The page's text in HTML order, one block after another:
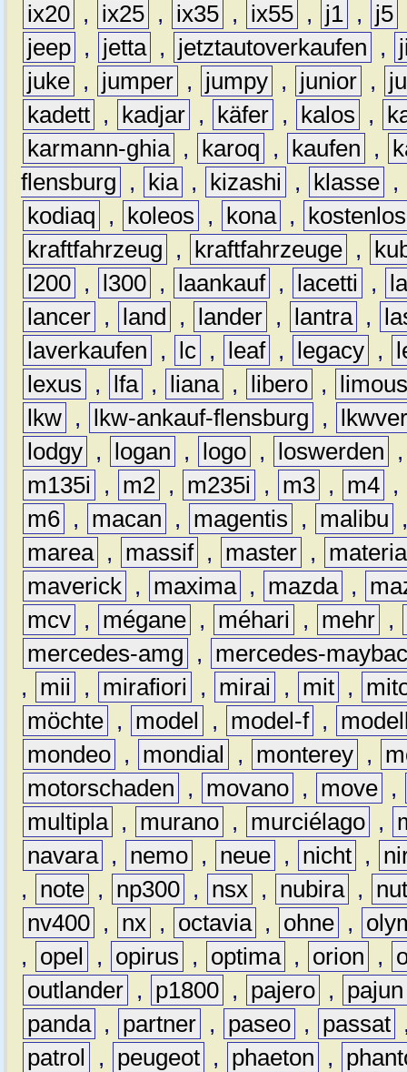
ix20 , ix25 , ix35 , ix55 , j1 , j5
jeep , jetta , jetztautoverkaufen ,
juke , jumper , jumpy , junior ,
kadett , kadjar , käfer , kalos ,
karmann-ghia , karoq , kaufen ,
flensburg
, kia , kizashi , klasse ,
kodiaq
, koleos , kona ,
kostenlos
kraftfahrzeug
, kraftfahrzeuge ,
l200 , l300 , laankauf , lacetti ,
lancer , land , lander , lantra ,
laverkaufen
, lc , leaf , legacy ,
lexus
, lfa , liana , libero ,
lkw , lkw-ankauf-flensburg ,
lodgy , logan , logo , loswerden
m135i
, m2 , m235i , m3 , m4 ,
m6 , macan , magentis , malibu
marea , massif , master ,
materia
maverick , maxima , mazda ,
mcv , mégane , méhari , mehr ,
mercedes-amg
,
mercedes-
,
mii , mirafiori , mirai , mit ,
möchte , model , model-f ,
mondeo , mondial , monterey ,
motorschaden
, movano , move ,
multipla , murano , murciélago ,
navara , nemo , neue , nicht ,
,
note , np300 , nsx , nubira ,
nv400 , nx , octavia , ohne ,
,
opel , opirus , optima , orion ,
outlander , p1800 , pajero ,
pajun
panda , partner , paseo , passat
patrol
, peugeot , phaeton ,